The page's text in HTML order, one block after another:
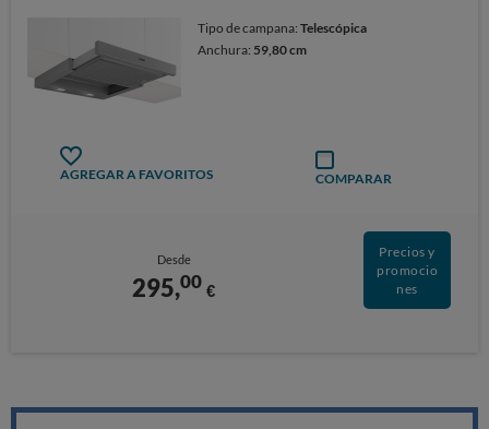
Tipo de campana:Telescópica
Anchura: 59,80 cm
AGREGAR A FAVORITOS COMPARAR
Desde
295,00 €
Precios y
promocio
nes